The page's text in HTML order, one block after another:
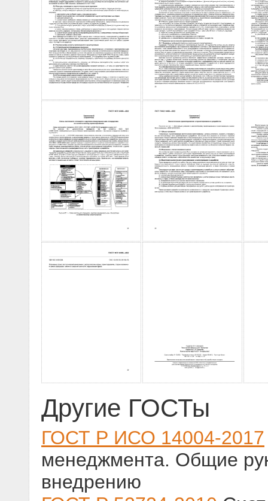
Другие ГОСТы
ГОСТ Р ИСО 14004-2017
менеджмента. Общие
внедрению